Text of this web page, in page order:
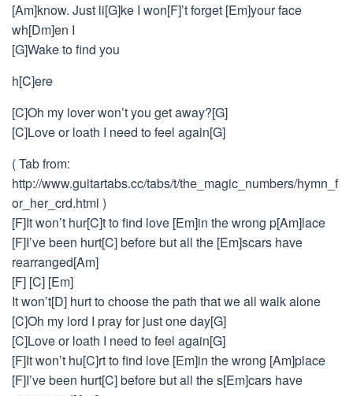
[Am]know. Just li[G]ke I won[F]’t forget [Em]your face
wh[Dm]en I
[G]Wake to find you
h[C]ere
[C]Oh my lover won’t you get away?[G]
[C]Love or loath I need to feel again[G]
( Tab from:
http://www.guitartabs.cc/tabs/t/the_magic_numbers/hymn_f
or_her_crd.html )
[F]It won’t hur[C]t to find love [Em]in the wrong p[Am]lace
[F]I’ve been hurt[C] before but all the [Em]scars have
rearranged[Am]
[F] [C] [Em]
It won’t[D] hurt to choose the path that we all walk alone
[C]Oh my lord I pray for just one day[G]
[C]Love or loath I need to feel again[G]
[F]It won’t hu[C]rt to find love [Em]in the wrong [Am]place
[F]I’ve been hurt[C] before but all the s[Em]cars have